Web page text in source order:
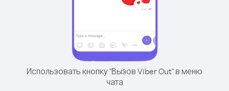
Использовать кнопку "Вызов Viber Out" в меню
чата